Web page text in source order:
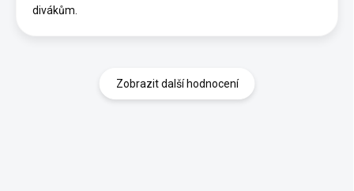
divákům.
Zobrazit další hodnocení